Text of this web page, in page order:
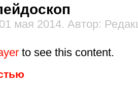
мая 2014. Автор:
to see this content.